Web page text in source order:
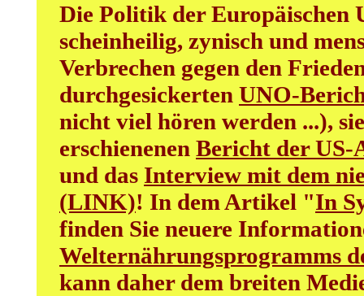
Die Politik der Europäischen
scheinheilig, zynisch und
Verbrechen gegen den
durchgesickerten UNO-
nicht viel hören werden ...),
erschienenen Bericht der
und das Interview mit dem
(LINK)! In dem Artikel "In
finden Sie neuere
Welternährungsprogramms
kann daher dem breiten